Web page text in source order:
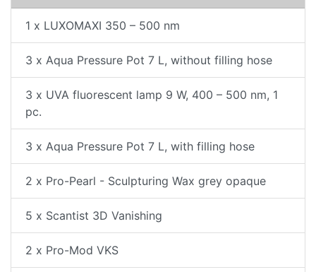
1 x LUXOMAXI 350 – 500 nm
3 x Aqua Pressure Pot 7 L, without filling hose
3 x UVA fluorescent lamp 9 W, 400 – 500 nm, 1
pc.
3 x Aqua Pressure Pot 7 L, with filling hose
2 x Pro-Pearl - Sculpturing Wax grey opaque
5 x Scantist 3D Vanishing
2 x Pro-Mod VKS